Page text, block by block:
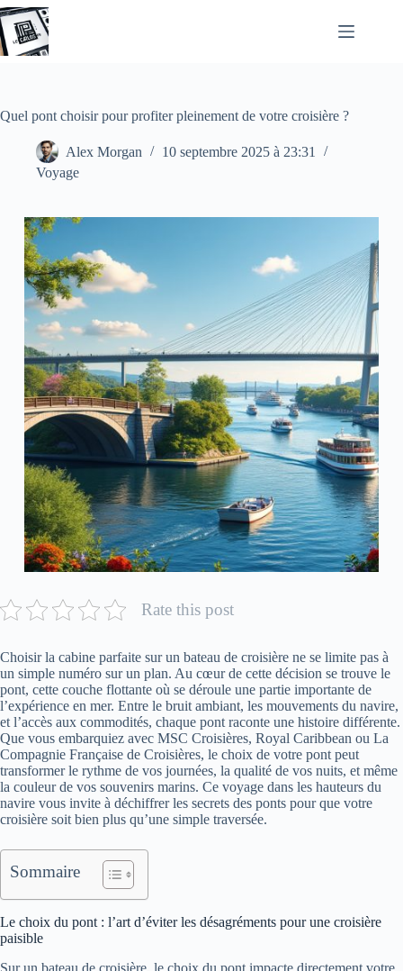
Passer
au
contenu
Quel pont choisir pour profiter pleinement de votre croisière ?
Alex Morgan
10 septembre 2025 à 23:31
Voyage
Rate this post
Choisir la cabine parfaite sur un bateau de croisière ne se limite pas à
un simple numéro sur un plan. Au cœur de cette décision se trouve le
pont, cette couche flottante où se déroule une partie importante de
l’expérience en mer. Entre le bruit ambiant, les mouvements du navire,
et l’accès aux commodités, chaque pont raconte une histoire différente.
Que vous embarquiez avec MSC Croisières, Royal Caribbean ou La
Compagnie Française de Croisières, le choix de votre pont peut
transformer le rythme de vos journées, la qualité de vos nuits, et même
la couleur de vos souvenirs marins. Ce voyage dans les hauteurs du
navire vous invite à déchiffrer les secrets des ponts pour que votre
croisière soit bien plus qu’une simple traversée.
Sommaire
Le choix du pont : l’art d’éviter les désagréments pour une croisière
paisible
Sur un bateau de croisière, le choix du pont impacte directement votre